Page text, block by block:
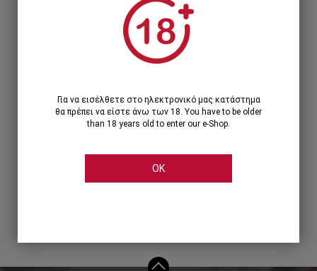
Ξεχάσατε τον κωδικό;
Ή
ΣΥΝΔΕΣΗ ΜΕ ...
Για να εισέλθετε στο ηλεκτρονικό μας κατάστημα
θα πρέπει να είστε άνω των 18. You have to be older
than 18 years old to enter our e-Shop.
OK